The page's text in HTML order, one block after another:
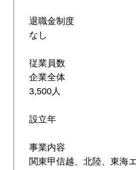
退職金制度
なし
従業員数
企業全体
3,500人
設立年
事業内容
関東甲信越、北陸、東海